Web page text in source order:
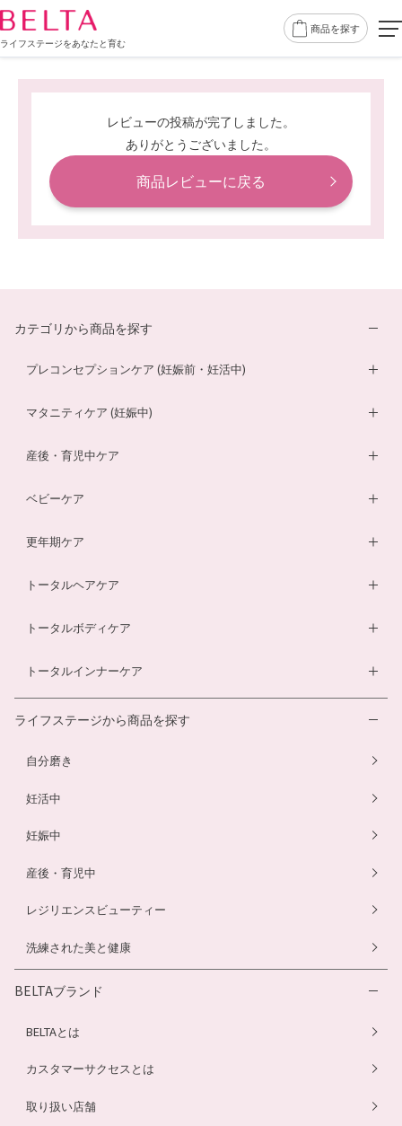
ライフステージをあなたと育む
商品を探す
レビューの投稿が完了しました。
ありがとうございました。
商品レビューに戻る
カテゴリから商品を探す
プレコンセプションケア (妊娠前・妊活中)
妊活サプリ
酵素ドリンク
温活シルク腹巻き
マタニティケア (妊娠中)
葉酸サプリ
産後・育児中ケア
DHA・EPAサプリ
ルイボスティー
離乳食サービス
幼児食サービス
骨盤ベルト
ベビーケア
ベビーオイル
更年期ケア
薬用入浴剤
トータルヘアケア
ヘアローション
ヘアカラートリートメント
トータルボディケア
ダイエットサプリ
酵素ドリンク
トータルインナーケア
ライフステージから商品を探す
自分磨き
妊活中
妊娠中
産後・育児中
レジリエンスビューティー
洗練された美と健康
BELTAブランド
BELTAとは
カスタマーサクセスとは
取り扱い店舗